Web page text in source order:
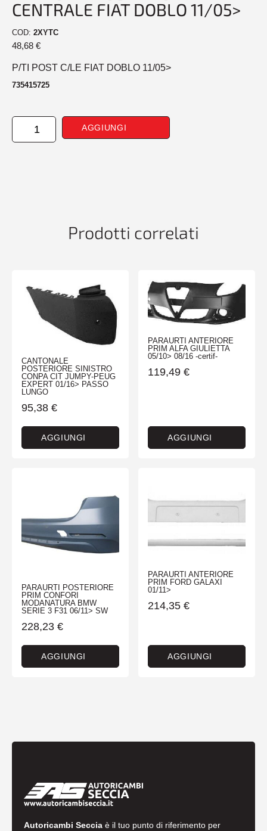
CENTRALE FIAT DOBLO 11/05>
COD: 2XYTC
48,68 €
P/TI POST C/LE FIAT DOBLO 11/05>
735415725
PARAURTI
POSTERIORE
AGGIUNGI
Prodotti correlati
CANTONALE
POSTERIORE SINISTRO
CONPA CIT JUMPY-PEUG
EXPERT 01/16> PASSO
LUNGO
95,38 €
AGGIUNGI
PARAURTI ANTERIORE
PRIM ALFA GIULIETTA
05/10> 08/16 -certif-
119,49 €
AGGIUNGI
PARAURTI POSTERIORE
PRIM CONFORI
MODANATURA BMW
SERIE 3 F31 06/11> SW
228,23 €
AGGIUNGI
PARAURTI ANTERIORE
PRIM FORD GALAXI
01/11>
214,35 €
AGGIUNGI
Autoricambi Seccia è il tuo punto di riferimento per